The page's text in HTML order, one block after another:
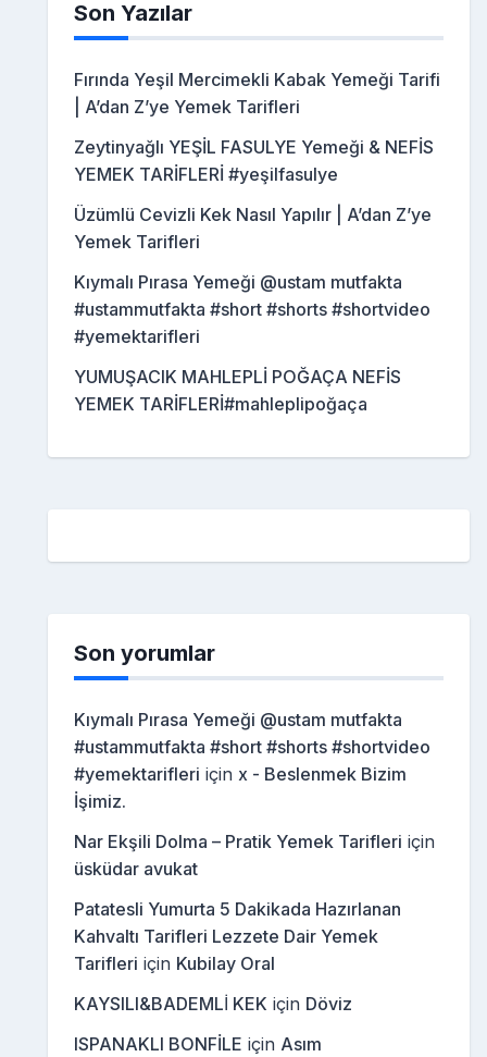
Son Yazılar
Fırında Yeşil Mercimekli Kabak Yemeği Tarifi
| A’dan Z’ye Yemek Tarifleri
Zeytinyağlı YEŞİL FASULYE Yemeği & NEFİS
YEMEK TARİFLERİ #yeşilfasulye
Üzümlü Cevizli Kek Nasıl Yapılır | A’dan Z’ye
Yemek Tarifleri
Kıymalı Pırasa Yemeği @ustam mutfakta
#ustammutfakta #short #shorts #shortvideo
#yemektarifleri
YUMUŞACIK MAHLEPLİ POĞAÇA NEFİS
YEMEK TARİFLERİ#mahleplipoğaça
Son yorumlar
Kıymalı Pırasa Yemeği @ustam mutfakta
#ustammutfakta #short #shorts #shortvideo
#yemektarifleri için x - Beslenmek Bizim
İşimiz.
Nar Ekşili Dolma – Pratik Yemek Tarifleri için
üsküdar avukat
Patatesli Yumurta 5 Dakikada Hazırlanan
Kahvaltı Tarifleri Lezzete Dair Yemek
Tarifleri için Kubilay Oral
KAYSILI&BADEMLİ KEK için Döviz
ISPANAKLI BONFİLE için Asım